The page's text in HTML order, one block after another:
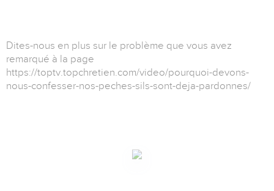
Dites-nous en plus sur le problème que vous avez
remarqué à la page
https://toptv.topchretien.com/video/pourquoi-devons-
nous-confesser-nos-peches-sils-sont-deja-pardonnes/